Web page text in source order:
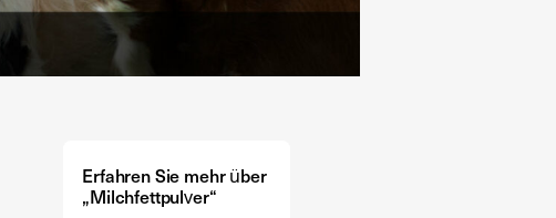
Erfahren Sie mehr über
„Milchfettpulver“